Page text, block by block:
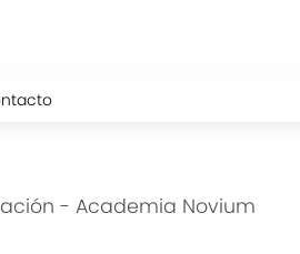
- Academia Novium